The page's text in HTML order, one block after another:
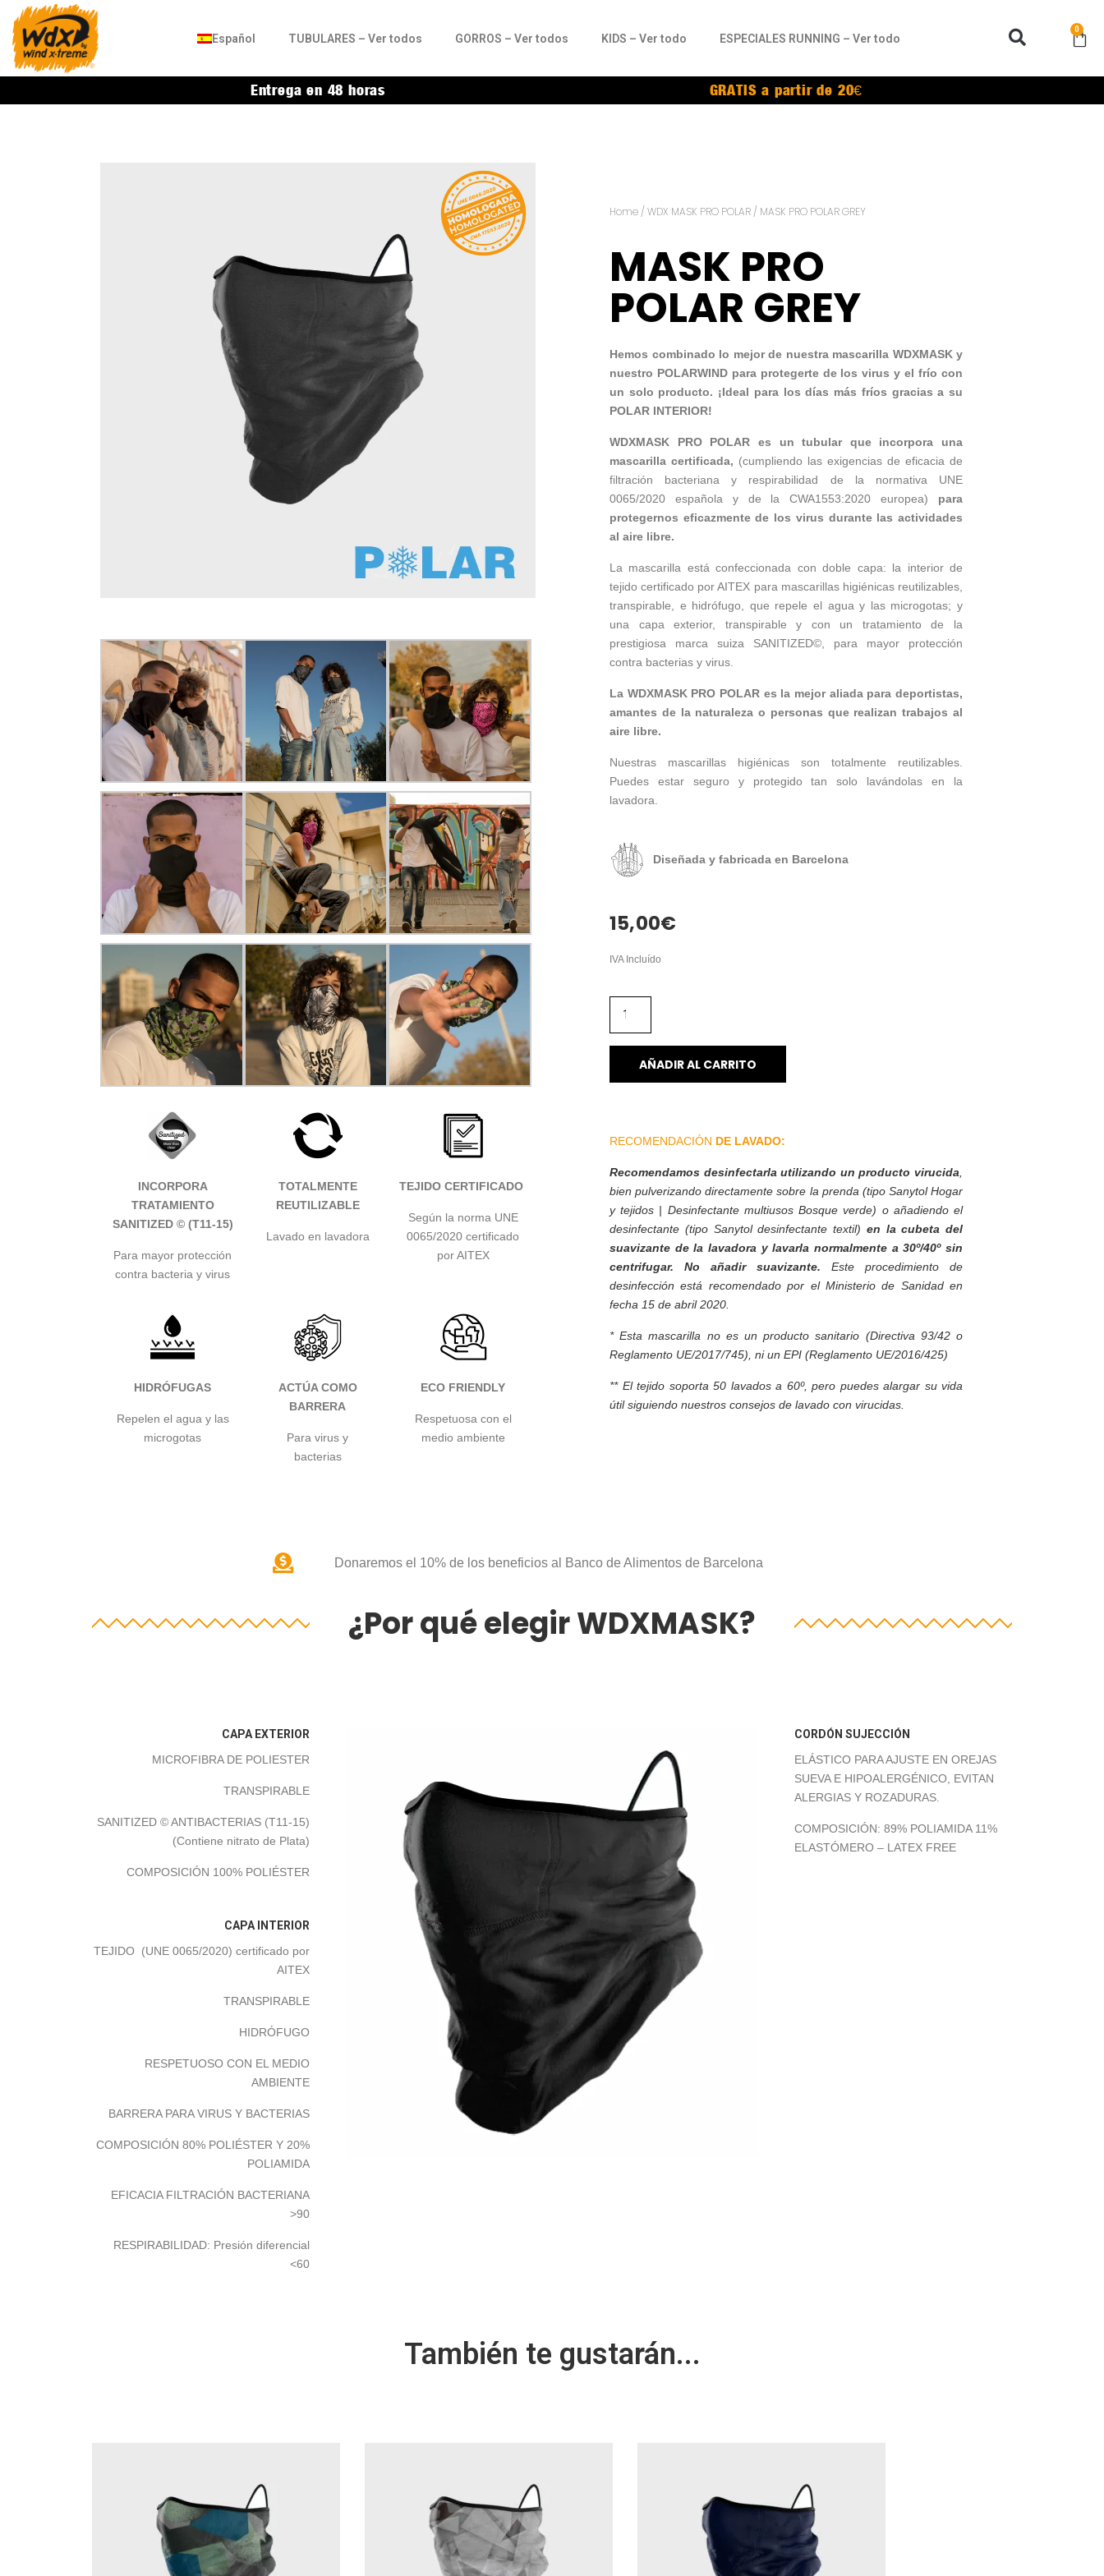
Español TUBULARES – Ver todos GORROS – Ver todos KIDS – Ver todo ESPECIALES RUNNING – Ver todo
0
Entrega en 48 horas GRATIS a partir de 20€
INCORPORA
TRATAMIENTO
SANITIZED © (T11-15)
Para mayor protección
contra bacteria y virus
TOTALMENTE
REUTILIZABLE
Lavado en lavadora
TEJIDO CERTIFICADO
Según la norma UNE
0065/2020 certificado
por AITEX
HIDRÓFUGAS
Repelen el agua y las
microgotas
ACTÚA COMO
BARRERA
Para virus y
bacterias
ECO FRIENDLY
Respetuosa con el
medio ambiente
Home / WDX MASK PRO POLAR / MASK PRO POLAR GREY
MASK PRO
POLAR GREY
Hemos combinado lo mejor de nuestra mascarilla WDXMASK y
nuestro POLARWIND para protegerte de los virus y el frío con
un solo producto. ¡Ideal para los días más fríos gracias a su
POLAR INTERIOR!
WDXMASK PRO POLAR es un tubular que incorpora una
mascarilla certificada, (cumpliendo las exigencias de eficacia de
filtración bacteriana y respirabilidad de la normativa UNE
0065/2020 española y de la CWA1553:2020 europea) para
protegernos eficazmente de los virus durante las actividades
al aire libre.
La mascarilla está confeccionada con doble capa: la interior de
tejidocertificado por AITEX para mascarillas higiénicas reutilizables,
transpirable, e hidrófugo, que repele el agua y las microgotas; y
una capa exterior, transpirable y con un tratamiento de la
prestigiosa marca suiza SANITIZED©, para mayor protección
contra bacterias y virus.
La WDXMASK PRO POLAR es la mejor aliada para deportistas,
amantes de la naturaleza o personas que realizan trabajos al
aire libre.
Nuestras mascarillas higiénicas son totalmente reutilizables.
Puedes estar seguro y protegido tan solo lavándolas en la
lavadora.
Diseñada y fabricada en Barcelona
15,00€
IVA Incluído
AÑADIR AL CARRITO
RECOMENDACIÓN DE LAVADO:
Recomendamos desinfectarla utilizando un producto virucida
bien pulverizando directamente sobre la prenda (tipo Sanytol Hogar
y tejidos | Desinfectante multiusos Bosque verde) o añadiendo el
desinfectante (tipo Sanytol desinfectante textil) en la cubeta del
suavizante de la lavadora y lavarla normalmente a 30º/40º sin
centrifugar. No añadir suavizante. Este procedimiento de
desinfección está recomendado por el Ministerio de Sanidad en
fecha 15 de abril 2020.
* Esta mascarilla no es un producto sanitario (Directiva 93/42 o
Reglamento UE/2017/745), ni un EPI (Reglamento UE/2016/425)
** El tejido soporta 50 lavados a 60º, pero puedes alargar su vida
útil siguiendo nuestros consejos de lavado con virucidas.
Donaremos el 10% de los beneficios al Banco de Alimentos de Barcelona
¿Por qué elegir WDXMASK?
CAPA EXTERIOR
MICROFIBRA DE POLIESTER
TRANSPIRABLE
SANITIZED © ANTIBACTERIAS (T11-15)
(Contiene nitrato de Plata)
COMPOSICIÓN 100% POLIÉSTER
CAPA INTERIOR
TEJIDO (UNE 0065/2020) certificado por
AITEX
TRANSPIRABLE
HIDRÓFUGO
RESPETUOSO CON EL MEDIO
AMBIENTE
BARRERA PARA VIRUS Y BACTERIAS
COMPOSICIÓN 80% POLIÉSTER Y 20%
POLIAMIDA
EFICACIA FILTRACIÓN BACTERIANA
>90
RESPIRABILIDAD: Presión diferencial
<60
CORDÓN SUJECCIÓN
ELÁSTICO PARA AJUSTE EN OREJAS
SUEVA E HIPOALERGÉNICO, EVITAN
ALERGIAS Y ROZADURAS.
COMPOSICIÓN: 89% POLIAMIDA 11%
ELASTÓMERO – LATEX FREE
También te gustarán...